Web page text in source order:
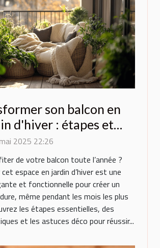
son balcon en
d'hiver : étapes et
conseils
2025 22:26
de votre balcon toute l’année ?
espace en jardin d’hiver est une
et fonctionnelle pour créer un
même pendant les mois les plus
les étapes essentielles, des
et les astuces déco pour réussir...